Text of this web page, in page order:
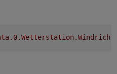
Authenifizierung deaktiviert
der noch auf 3.6.1 lief
Davor passierte einfach